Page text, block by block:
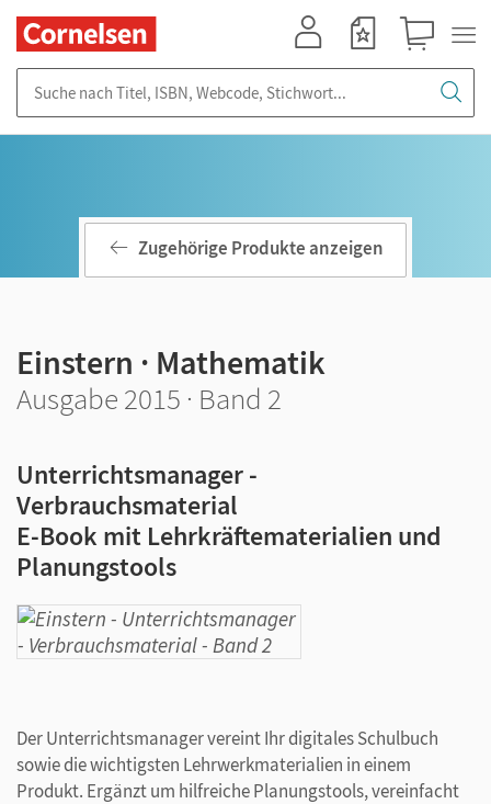
Zugehörige Produkte anzeigen
Einstern · Mathematik
Ausgabe 2015 · Band 2
Unterrichtsmanager -
Verbrauchsmaterial
E-Book mit Lehrkräftematerialien und
Planungstools
Der Unterrichtsmanager vereint Ihr digitales Schulbuch
sowie die wichtigsten Lehrwerkmaterialien in einem
Produkt. Ergänzt um hilfreiche Planungstools, vereinfacht